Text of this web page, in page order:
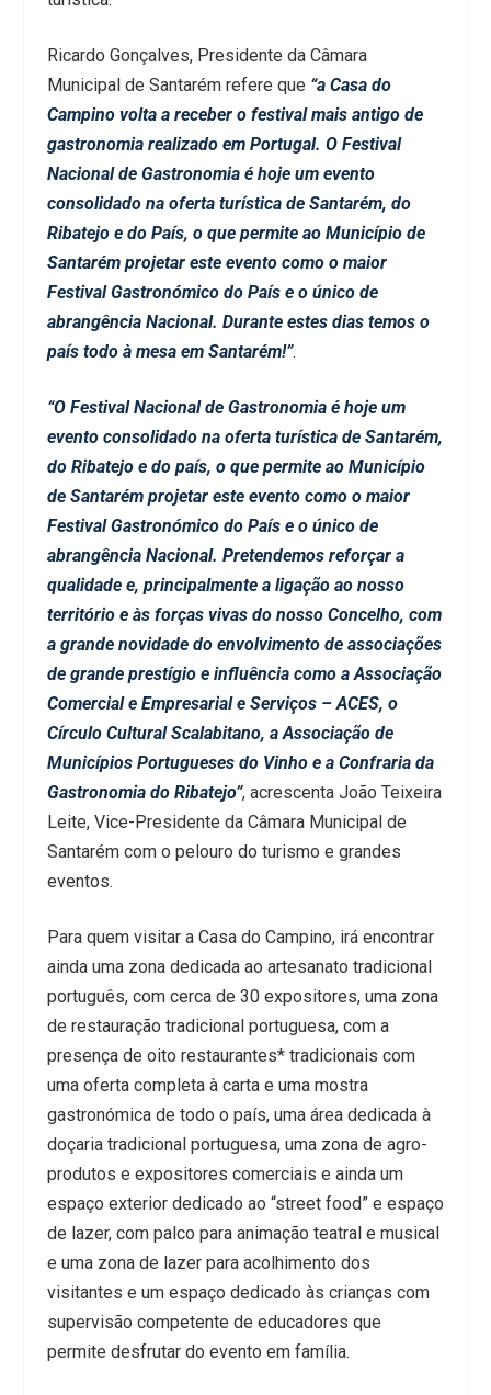
Ricardo Gonçalves, Presidente da Câmara
Municipal de Santarém refere que “a Casa do
Campino volta a receber o festival mais antigo de
gastronomia realizado em Portugal. O Festival
Nacional de Gastronomia é hoje um evento
consolidado na oferta turística de Santarém, do
Ribatejo e do País, o que permite ao Município de
Santarém projetar este evento como o maior
Festival Gastronómico do País e o único de
abrangência Nacional. Durante estes dias temos o
país todo à mesa em Santarém!”.
“O Festival Nacional de Gastronomia é hoje um
evento consolidado na oferta turística de Santarém,
do Ribatejo e do país, o que permite ao Município
de Santarém projetar este evento como o maior
Festival Gastronómico do País e o único de
abrangência Nacional. Pretendemos reforçar a
qualidade e, principalmente a ligação ao nosso
território e às forças vivas do nosso Concelho, com
a grande novidade do envolvimento de associações
de grande prestígio e influência como a Associação
Comercial e Empresarial e Serviços – ACES, o
Círculo Cultural Scalabitano, a Associação de
Municípios Portugueses do Vinho e a Confraria da
Gastronomia do Ribatejo”, acrescenta João Teixeira
Leite, Vice-Presidente da Câmara Municipal de
Santarém com o pelouro do turismo e grandes
eventos.
Para quem visitar a Casa do Campino, irá encontrar
ainda uma zona dedicada ao artesanato tradicional
português, com cerca de 30 expositores, uma zona
de restauração tradicional portuguesa, com a
presença de oito restaurantes* tradicionais com
uma oferta completa à carta e uma mostra
gastronómica de todo o país, uma área dedicada à
doçaria tradicional portuguesa, uma zona de agro-
produtos e expositores comerciais e ainda um
espaço exterior dedicado ao “street food” e espaço
de lazer, com palco para animação teatral e musical
e uma zona de lazer para acolhimento dos
visitantes e um espaço dedicado às crianças com
supervisão competente de educadores que
permite desfrutar do evento em família.